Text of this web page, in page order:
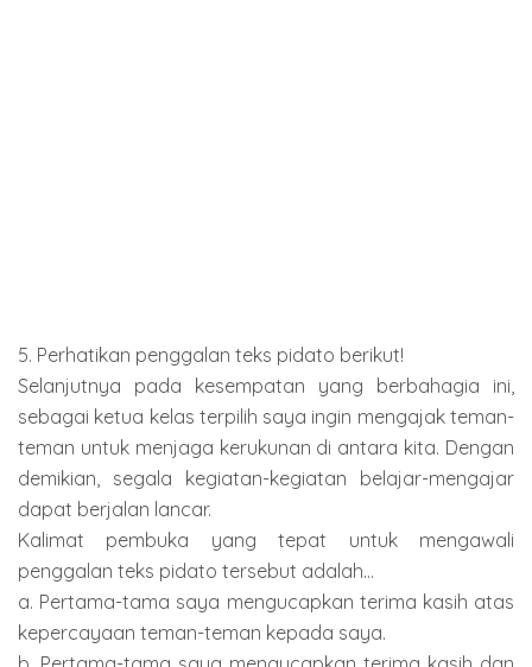
5. Perhatikan penggalan teks pidato berikut!
Selanjutnya pada kesempatan yang berbahagia ini,
sebagai ketua kelas terpilih saya ingin mengajak teman-
teman untuk menjaga kerukunan di antara kita. Dengan
demikian, segala kegiatan-kegiatan belajar-mengajar
dapat berjalan lancar.
Kalimat pembuka yang tepat untuk mengawali
penggalan teks pidato tersebut adalah...
a. Pertama-tama saya mengucapkan terima kasih atas
kepercayaan teman-teman kepada saya.